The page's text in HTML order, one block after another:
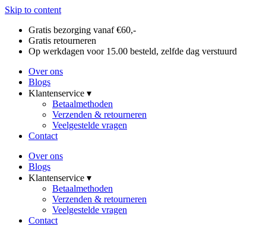
Skip to content
Gratis bezorging vanaf €60,-
Gratis retourneren
Op werkdagen voor 15.00 besteld, zelfde dag verstuurd
Over ons
Blogs
Klantenservice ▾
Betaalmethoden
Verzenden & retourneren
Veelgestelde vragen
Contact
Over ons
Blogs
Klantenservice ▾
Betaalmethoden
Verzenden & retourneren
Veelgestelde vragen
Contact